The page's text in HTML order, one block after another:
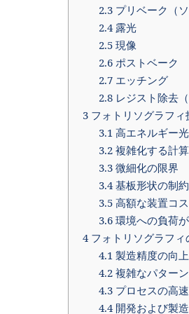
2.3プリベーク（ソ
2.4露光
2.5現像
2.6ポストベーク
2.7エッチング
2.8レジスト除去（
3 フォトリソグラフィ
3.1 高エネルギー
3.2複雑化する計
3.3微細化の限界
3.4基板形状の制約
3.5高額な装置コ
3.6環境への負荷
4フォトリソグラフ
4.1 製造精度の向上
4.2複雑なパター
4.3プロセスの高
4.4開発および製